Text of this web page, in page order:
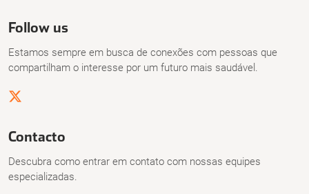
Follow us
Estamos sempre em busca de conexões com pessoas que
compartilham o interesse por um futuro mais saudável.
Contacto
Descubra como entrar em contato com nossas equipes
especializadas.